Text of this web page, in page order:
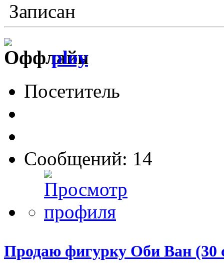
Записан
ploy
Посетитель
Сообщений: 14
Продаю фигурку Оби Ван (30